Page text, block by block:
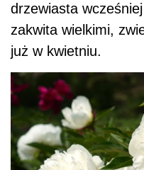
drzewiasta
zakwita wielkimi,
już w kwietniu.